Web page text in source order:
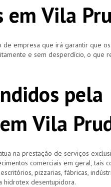
em Vila
empresa que irá garantir que
e sem desperdício, o que
pela
Vila
na prestação de serviços
comerciais em geral, tais
pizzarias, fábricas,
hidrotex desentupidora.